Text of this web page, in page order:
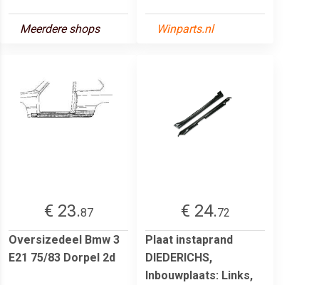
Meerdere shops Winparts.nl
€ 23.87
Oversizedeel Bmw 3
E21 75/83 Dorpel 2d
€ 24.72
Plaat instaprand
DIEDERICHS,
Inbouwplaats: Links,